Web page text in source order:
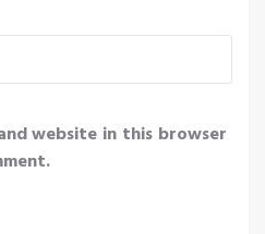
website in this browser